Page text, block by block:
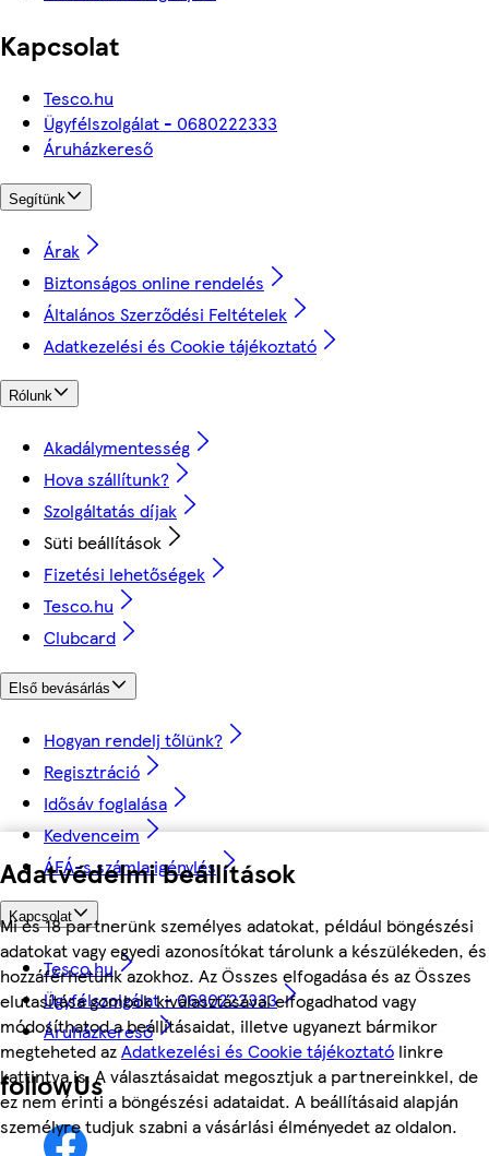
Adatvédelmi beállítások
Mi és 18 partnerünk személyes adatokat, például böngészési
adatokat vagy egyedi azonosítókat tárolunk a készülékeden, és
hozzáférhetünk azokhoz. Az Összes elfogadása és az Összes
elutasítása gombok kiválasztásával elfogadhatod vagy
módosíthatod a beállításaidat, illetve ugyanezt bármikor
megteheted azAdatkezelési és Cookie tájékoztató linkre
kattintva is. A választásaidat megosztjuk a partnereinkkel, de
ez nem érinti a böngészési adataidat. A beállításaid alapján
személyre tudjuk szabni a vásárlási élményedet az oldalon.
Kapcsolat
Tesco.hu
Ügyfélszolgálat - 0680222333
Áruházkereső
Segítünk
Árak
Biztonságos online rendelés
Általános Szerződési Feltételek
Adatkezelési és Cookie tájékoztató
Rólunk
Akadálymentesség
Hova szállítunk?
Szolgáltatás díjak
Süti beállítások
Fizetési lehetőségek
Tesco.hu
Clubcard
Első bevásárlás
Hogyan rendelj tőlünk?
Regisztráció
Idősáv foglalása
Kedvenceim
ÁFÁ-s számla igénylés
Kapcsolat
Tesco.hu
Ügyfélszolgálat - 0680222333
Áruházkereső
followUs